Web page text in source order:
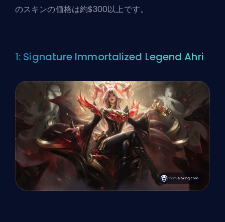
のスキンの価格は約$300以上です。
1: Signature Immortalized Legend Ahri